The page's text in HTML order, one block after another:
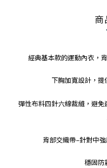
商
經典基本款的運動內衣，
下胸加寬設計，
彈性布料四針六線裁縫， 避免
背部交織帶–針對中
穩固防